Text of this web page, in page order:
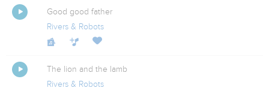
Good good father
Rivers & Robots
The lion and the lamb
Rivers & Robots